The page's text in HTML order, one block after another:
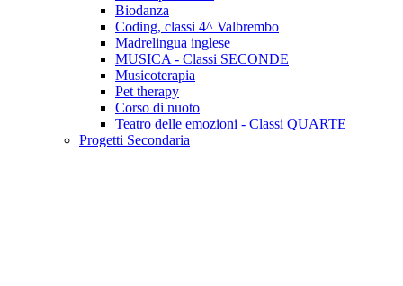
Biodanza
Coding, classi 4^ Valbrembo
Madrelingua inglese
MUSICA - Classi SECONDE
Musicoterapia
Pet therapy
Corso di nuoto
Teatro delle emozioni - Classi QUARTE
Progetti Secondaria